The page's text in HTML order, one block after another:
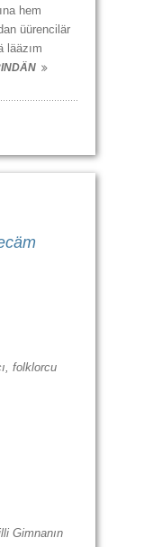
hem
üürencilär
lääzım
folklorcu
Gimnanın